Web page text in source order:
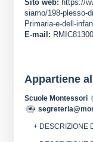
Sito web: https://
siamo/198-plesso-
Primaria-e-dell-
E-mail:
Appartiene
Scuole Montessori
+ DESCRIZIONE